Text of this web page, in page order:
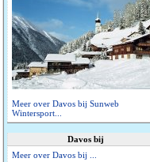
Meer over Davos bij Sunweb
Wintersport...
Davos bij
Meer over Davos bij ...